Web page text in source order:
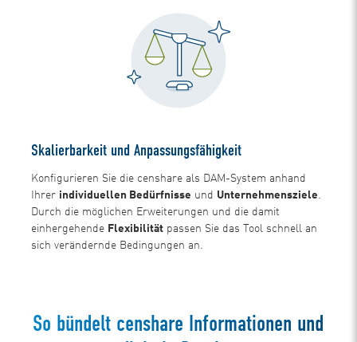
Skalierbarkeit und Anpassungsfähigkeit
Konfigurieren Sie die censhare als DAM-System anhand
Ihrer individuellen Bedürfnisse und Unternehmensziele
Durch die möglichen Erweiterungen und die damit
einhergehende Flexibilität passen Sie das Tool schnell an
sich verändernde Bedingungen an.
So bündelt censhare Informationen und